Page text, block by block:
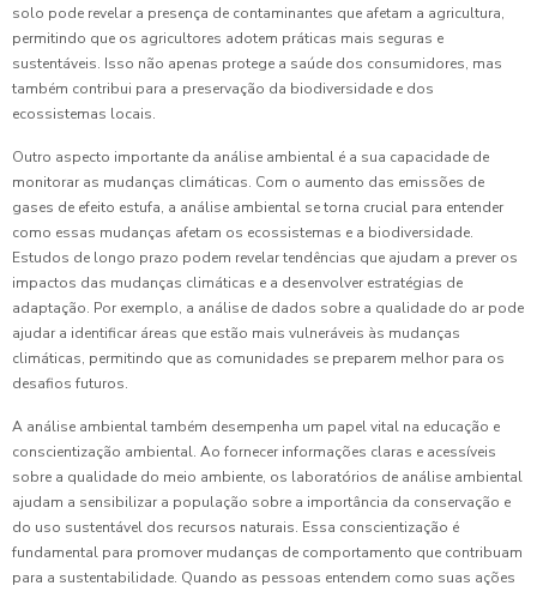
solo pode revelar a presença de contaminantes que afetam a agricultura,
permitindo que os agricultores adotem práticas mais seguras e
sustentáveis. Isso não apenas protege a saúde dos consumidores, mas
também contribui para a preservação da biodiversidade e dos
ecossistemas locais.
Outro aspecto importante da análise ambiental é a sua capacidade de
monitorar as mudanças climáticas. Com o aumento das emissões de
gases de efeito estufa, a análise ambiental se torna crucial para entender
como essas mudanças afetam os ecossistemas e a biodiversidade.
Estudos de longo prazo podem revelar tendências que ajudam a prever os
impactos das mudanças climáticas e a desenvolver estratégias de
adaptação. Por exemplo, a análise de dados sobre a qualidade do ar pode
ajudar a identificar áreas que estão mais vulneráveis às mudanças
climáticas, permitindo que as comunidades se preparem melhor para os
desafios futuros.
A análise ambiental também desempenha um papel vital na educação e
conscientização ambiental. Ao fornecer informações claras e acessíveis
sobre a qualidade do meio ambiente, os laboratórios de análise ambiental
ajudam a sensibilizar a população sobre a importância da conservação e
do uso sustentável dos recursos naturais. Essa conscientização é
fundamental para promover mudanças de comportamento que contribuam
para a sustentabilidade. Quando as pessoas entendem como suas ações